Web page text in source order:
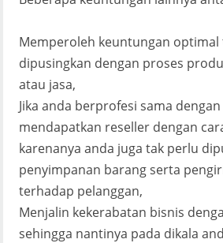
Memperoleh keuntungan
dipusingkan dengan proses
atau jasa,
Jika anda berprofesi sama
mendapatkan reseller dengan
karenanya anda juga tak perlu
penyimpanan barang serta
terhadap pelanggan,
Menjalin kekerabatan bisnis
sehingga nantinya pada dikala